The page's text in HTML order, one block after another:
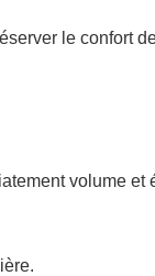
le confort
volume et